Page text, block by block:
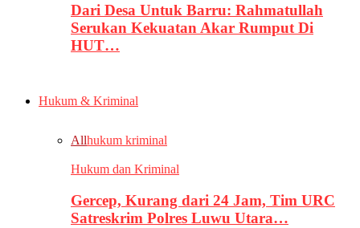
Dari Desa Untuk Barru: Rahmatullah
Serukan Kekuatan Akar Rumput Di
HUT…
Hukum & Kriminal
Allhukum kriminal
Hukum dan Kriminal
Gercep, Kurang dari 24 Jam, Tim URC
Satreskrim Polres Luwu Utara…